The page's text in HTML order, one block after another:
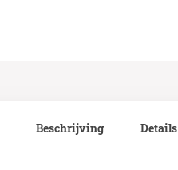
Beschrijving Details